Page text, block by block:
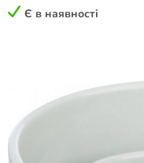
Є в наявності